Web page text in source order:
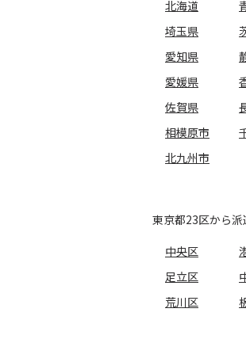
北海道
埼玉県
愛知県
愛媛県
佐賀県
相模原市
北九州市
東京都23区から
中央区
足立区
荒川区